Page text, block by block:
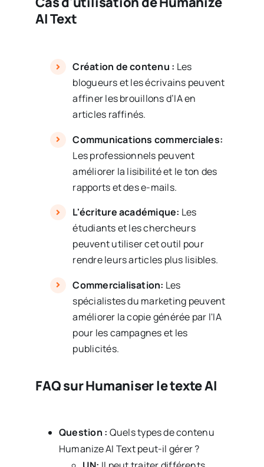
AI Text
Création de contenu : Les
blogueurs et les écrivains peuvent
affiner les brouillons d’IA en
articles raffinés.
Communications commerciales:
Les professionnels peuvent
améliorer la lisibilité et le ton des
rapports et des e-mails.
L'écriture académique: Les
étudiants et les chercheurs
peuvent utiliser cet outil pour
rendre leurs articles plus lisibles.
Commercialisation: Les
spécialistes du marketing peuvent
améliorer la copie générée par l'IA
pour les campagnes et les
publicités.
FAQ sur Humaniser le texte AI
Question : Quels types de contenu
Humanize AI Text peut-il gérer ?